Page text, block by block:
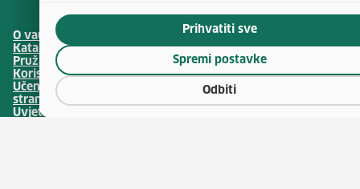
Odbiti
Spremi postavke
Prihvatiti sve
O vaučerima
Katalog vještina
Pružatelji obrazovanja
Korisnički centar
Učenje hrvatskog kao
stranog jezika
Uvjeti i načini korištenja
Natječaji za zapošljavanje
Javna nabava(otvara se u
Publikacije HZZ-a
Usluge za posloprimce
Usluge za poslodavce